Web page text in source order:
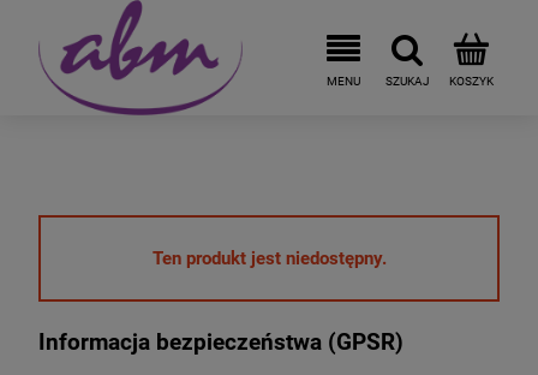
Ten produkt jest niedostępny.
Informacja bezpieczeństwa (GPSR)